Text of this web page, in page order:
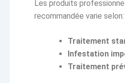
Les produits
recommandée varie selon:
Traitement
Infestation
Traitement